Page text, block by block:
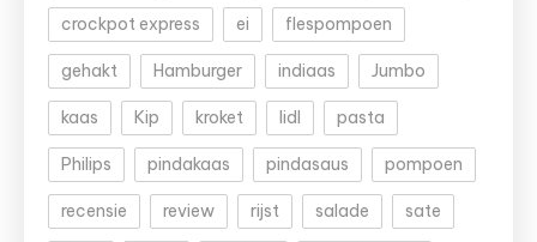
crockpot express ei flespompoen
gehakt Hamburger indiaas Jumbo
kaas Kip kroket lidl pasta
Philips pindakaas pindasaus pompoen
recensie review rijst salade sate